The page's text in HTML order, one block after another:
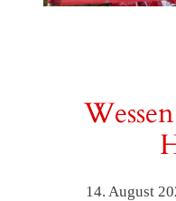
14. August